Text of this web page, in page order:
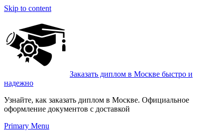
Skip to content
Заказать диплом в Москве быстро и
надежно
Узнайте, как заказать диплом в Москве. Официальное
оформление документов с доставкой
Primary Menu